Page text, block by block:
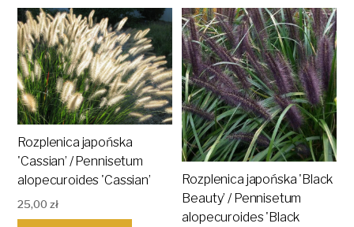
Rozplenica japońska
'Cassian’ / Pennisetum
alopecuroides 'Cassian’
25,00zł
Rozplenica japońska 'Black
Beauty’ / Pennisetum
alopecuroides 'Black